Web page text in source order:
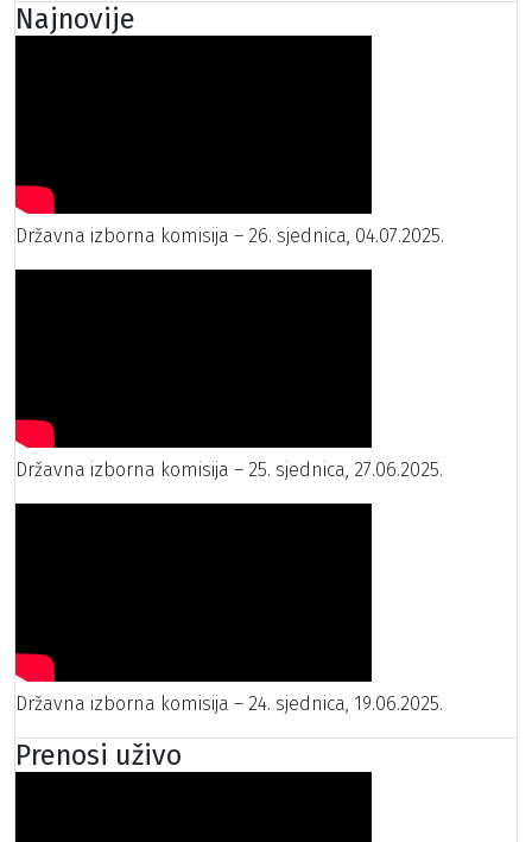
Najnovije
Državna izborna komisija – 26. sjednica, 04.07.2025.
Državna izborna komisija – 25. sjednica, 27.06.2025.
Državna izborna komisija – 24. sjednica, 19.06.2025.
Prenosi uživo